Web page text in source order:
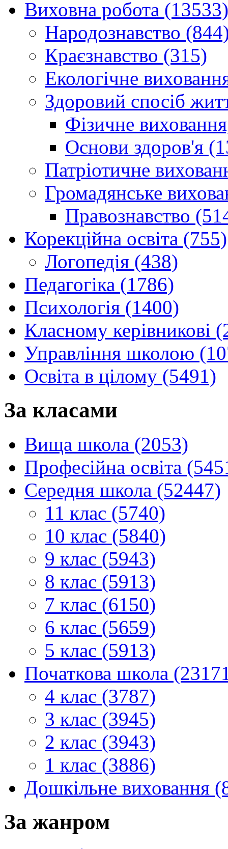
Виховна робота (13533)
Народознавство
Краєзнавство (315)
Екологічне
Здоровий спосіб
Фізичне
Основи здоров'я
Патріотичне
Громадянське
Правознавство
Корекційна освіта (755)
Логопедія (438)
Педагогіка (1786)
Психологія (1400)
Класному керівникові
Управління школою
Освіта в цілому (5491)
За класами
Вища школа (2053)
Професійна освіта
Середня школа (52447)
11 клас (5740)
10 клас (5840)
9 клас (5943)
8 клас (5913)
7 клас (6150)
6 клас (5659)
5 клас (5913)
Початкова школа
4 клас (3787)
3 клас (3945)
2 клас (3943)
1 клас (3886)
Дошкільне виховання
За жанром